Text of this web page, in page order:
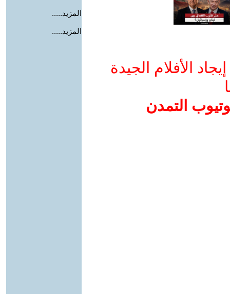
الأفلام الجيدة
التمدن
المزيد.....
المزيد.....